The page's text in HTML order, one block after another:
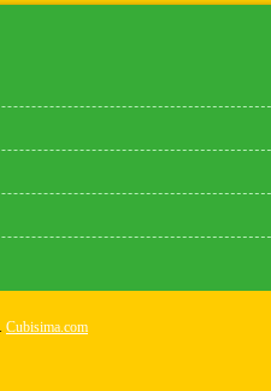
Cubisima.com